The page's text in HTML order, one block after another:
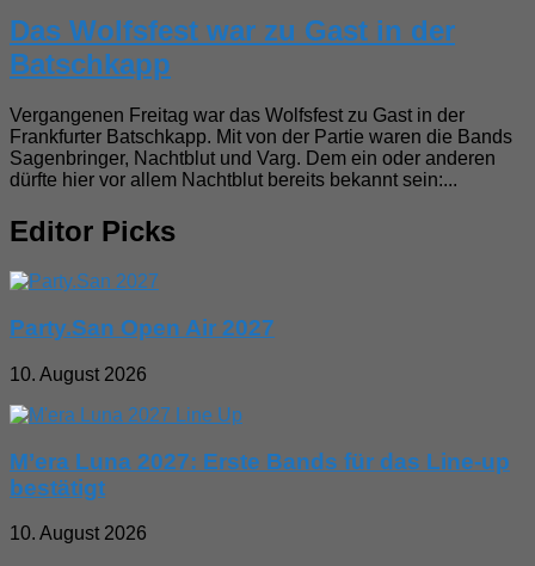
Das Wolfsfest war zu Gast in der
Batschkapp
Vergangenen Freitag war das Wolfsfest zu Gast in der
Frankfurter Batschkapp. Mit von der Partie waren die Bands
Sagenbringer, Nachtblut und Varg. Dem ein oder anderen
dürfte hier vor allem Nachtblut bereits bekannt sein:...
Editor Picks
Party.San Open Air 2027
10. August 2026
M’era Luna 2027: Erste Bands für das Line-up
bestätigt
10. August 2026